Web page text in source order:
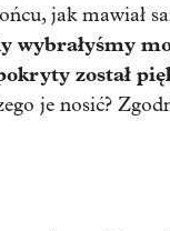
jak mawiał
wybrałyśmy
został
je nosić?